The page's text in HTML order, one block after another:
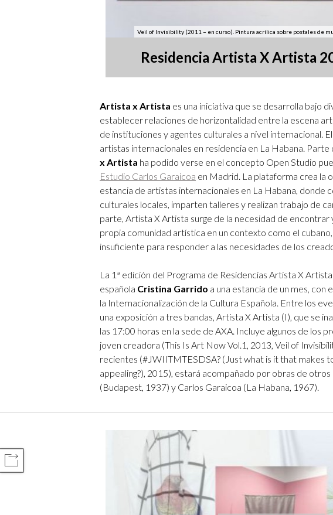
Veil of Invisibility (2011 – en curso). Pintura acrílica sobre postales de
Residencia Artista X Artista
Artista x Artista es una iniciativa que se desarrolla bajo
establecer relaciones de horizontalidad entre la escena
de instituciones y agentes culturales a nivel internacional.
artistas internacionales en residencia en La Habana.
x Artista ha podido verse en el concepto Open Studio
Estudio Carlos Garaicoa en Madrid. La plataforma crea la
estancia de artistas internacionales en La Habana, donde
culturales locales, imparten talleres y realizan trabajo de
parte, Artista X Artista surge de la necesidad de
propia comunidad artística en un contexto como el
insuficiente para responder a las necesidades de los
La 1ª edición del Programa de Residencias Artista X
española Cristina Garrido a una estancia de un mes, con
la Internacionalización de la Cultura Española. Entre los
una exposición a tres bandas, Artista X Artista (I), que se
las 17:00 horas en la sede de AXA. Incluye algunos de los
joven creadora (This Is Art Now Vol.1, 2013, Veil of
recientes (#JWIITMTESDSA? (Just what is it that makes
appealing?), 2015), estará acompañado por obras de
(Budapest, 1937) y Carlos Garaicoa (La Habana, 1967).